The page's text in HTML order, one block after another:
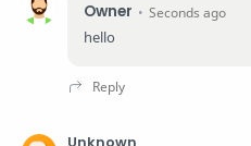
Owner Seconds ago
hello
Unknown